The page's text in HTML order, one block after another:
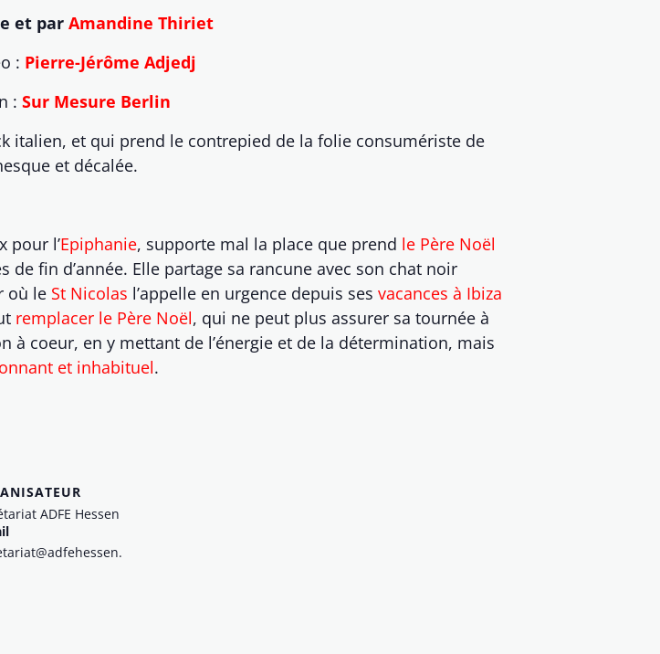
et par Amandine Thiriet
: Pierre-Jérôme Adjedj
: Sur Mesure Berlin
italien, et qui prend le contrepied de la folie consumériste de
et décalée.
pour l’Epiphanie, supporte mal la place que prend le Père Noël
de fin d’année. Elle partage sa rancune avec son chat noir
où le St Nicolas l’appelle en urgence depuis ses vacances à Ibiza
remplacer le Père Noël, qui ne peut plus assurer sa tournée à
à coeur, en y mettant de l’énergie et de la détermination, mais
et inhabituel.
ADFE Hessen